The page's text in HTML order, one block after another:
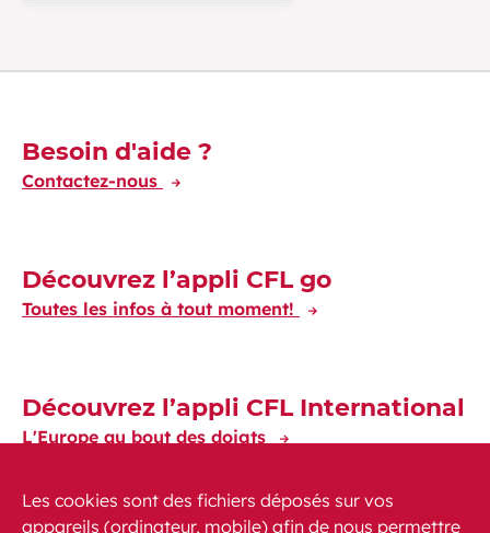
Découvrez-en plus
Besoin d'aide ?
Contactez-nous
Découvrez l’appli CFL go
Toutes les infos à tout moment!
Découvrez l’appli CFL International
L'Europe au bout des doigts
Les cookies sont des fichiers déposés sur vos
appareils (ordinateur, mobile) afin de nous permettre